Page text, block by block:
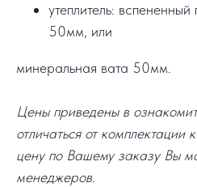
утеплитель:
50мм, или
минеральная вата 50мм.
Цены приведены в
отличаться от комплектации
цену по Вашему заказу Вы
менеджеров.